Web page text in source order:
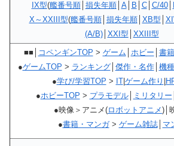
IX型(艦番号順│ 損失年順│ A│ B C│ C/40│
X～XXIII型(艦番号順│ 損失年順│ XB型
(A/B)│ XXI型 XXIII型
■■│ コペンギンTOP > ゲーム ホビー 書
●ゲームTOP > ランキング│ 傑作・名作│ 機
●学び/学習TOP > IT| ゲーム作り
●ホビーTOP > プラモデル│ ミリタリー
●映像＞アニメ(ロボットアニメ)│
●書籍・マンガ> ゲーム雑誌│ マ